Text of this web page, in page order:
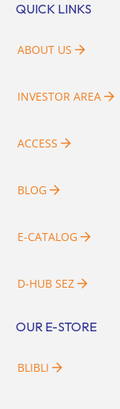
QUICK LINKS
ABOUT US
INVESTOR AREA
ACCESS
BLOG
E-CATALOG
D-HUB SEZ
OUR E-STORE
BLIBLI